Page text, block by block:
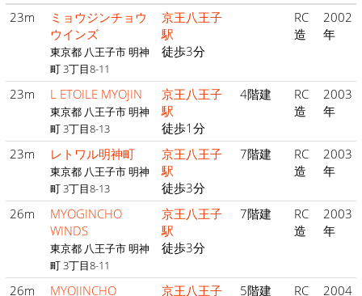
23m
ミョウジンチョウ
ウインズ
東京都 八王子市 明神
町 3丁目8-11
京王八王子
駅
徒歩3分
RC
造
2002
年
23m L ETOILE MYOJIN
東京都 八王子市 明神
町 3丁目8-13
京王八王子
駅
徒歩1分
4階建
RC
造
2003
年
23m レトワル明神町
東京都 八王子市 明神
町 3丁目8-13
京王八王子
駅
徒歩3分
7階建
RC
造
2003
年
26m
MYOGINCHO
WINDS
東京都 八王子市 明神
町 3丁目8-11
京王八王子
駅
徒歩3分
7階建
RC
造
2003
年
26m
MYOJINCHO
京王八王子
5階建
RC
2004